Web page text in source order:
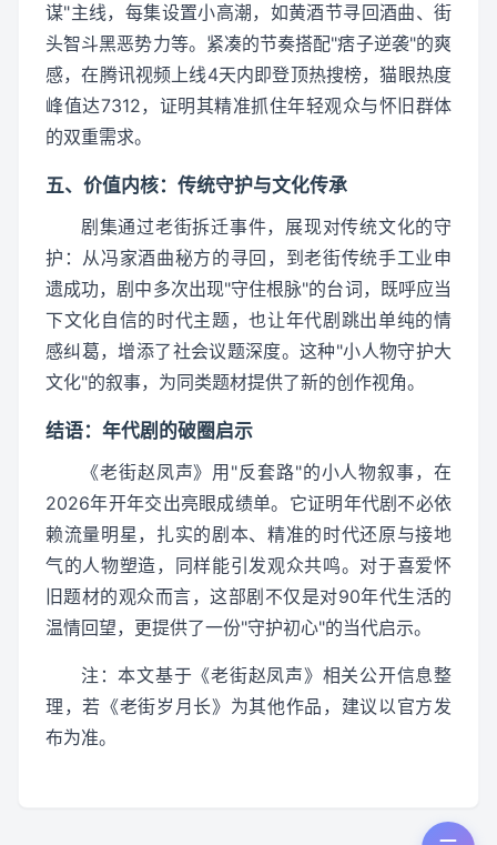
谋"主线，每集设置小高潮，如黄酒节寻回酒曲、街
头智斗黑恶势力等。紧凑的节奏搭配"痞子逆袭"的爽
感，在腾讯视频上线4天内即登顶热搜榜，猫眼热度
峰值达7312，证明其精准抓住年轻观众与怀旧群体
的双重需求。
五、价值内核：传统守护与文化传承
剧集通过老街拆迁事件，展现对传统文化的守
护：从冯家酒曲秘方的寻回，到老街传统手工业申
遗成功，剧中多次出现"守住根脉"的台词，既呼应当
下文化自信的时代主题，也让年代剧跳出单纯的情
感纠葛，增添了社会议题深度。这种"小人物守护大
文化"的叙事，为同类题材提供了新的创作视角。
结语：年代剧的破圈启示
《老街赵凤声》用"反套路"的小人物叙事，在
2026年开年交出亮眼成绩单。它证明年代剧不必依
赖流量明星，扎实的剧本、精准的时代还原与接地
气的人物塑造，同样能引发观众共鸣。对于喜爱怀
旧题材的观众而言，这部剧不仅是对90年代生活的
温情回望，更提供了一份"守护初心"的当代启示。
注：本文基于《老街赵凤声》相关公开信息整
理，若《老街岁月长》为其他作品，建议以官方发
布为准。